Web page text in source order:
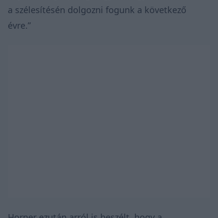
a szélesítésén dolgozni fogunk a következő
évre.”